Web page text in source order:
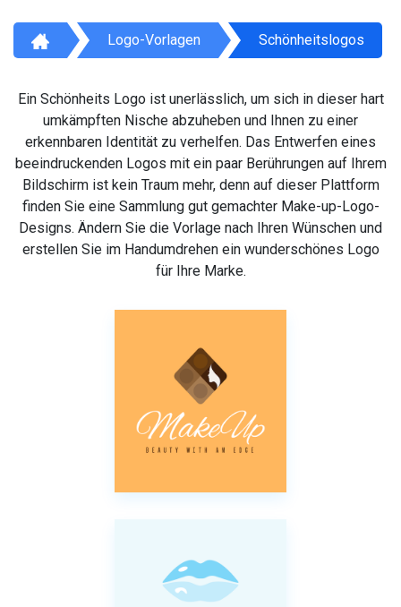
Logo-Vorlagen Schönheitslogos
Ein Schönheits Logo ist unerlässlich, um sich in dieser hart
umkämpften Nische abzuheben und Ihnen zu einer
erkennbaren Identität zu verhelfen. Das Entwerfen eines
beeindruckenden Logos mit ein paar Berührungen auf Ihrem
Bildschirm ist kein Traum mehr, denn auf dieser Plattform
finden Sie eine Sammlung gut gemachter Make-up-Logo-
Designs. Ändern Sie die Vorlage nach Ihren Wünschen und
erstellen Sie im Handumdrehen ein wunderschönes Logo
für Ihre Marke.